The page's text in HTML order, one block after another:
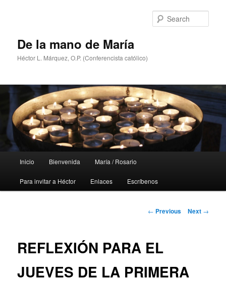
De la mano de María
Héctor L. Márquez, O.P. (Conferencista católico)
Inicio Bienvenida María / Rosario
Para invitar a Héctor Enlaces Escríbenos
Post
← Previous Next →
REFLEXIÓN PARA EL
JUEVES DE LA PRIMERA